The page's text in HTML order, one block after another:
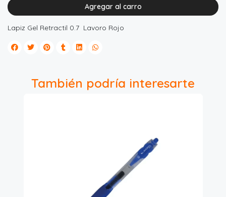
Agregar al carro
Lapiz Gel Retractil 0.7 Lavoro Rojo
También podría interesarte